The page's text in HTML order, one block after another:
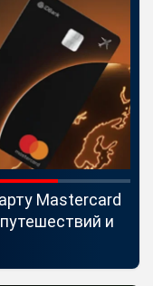
Mastercard
и